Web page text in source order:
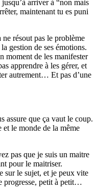
arriver à “non mais
maintenant tu es puni
résout pas le problème
gestion de ses émotions.
moment de les manifester
apprendre à les gérer, et
autrement… Et pas d’une
assure que ça vaut le coup.
et le monde de la même
pas que je suis un maitre
pour le maitriser.
sur le sujet, et je peux vite
progresse, petit à petit…